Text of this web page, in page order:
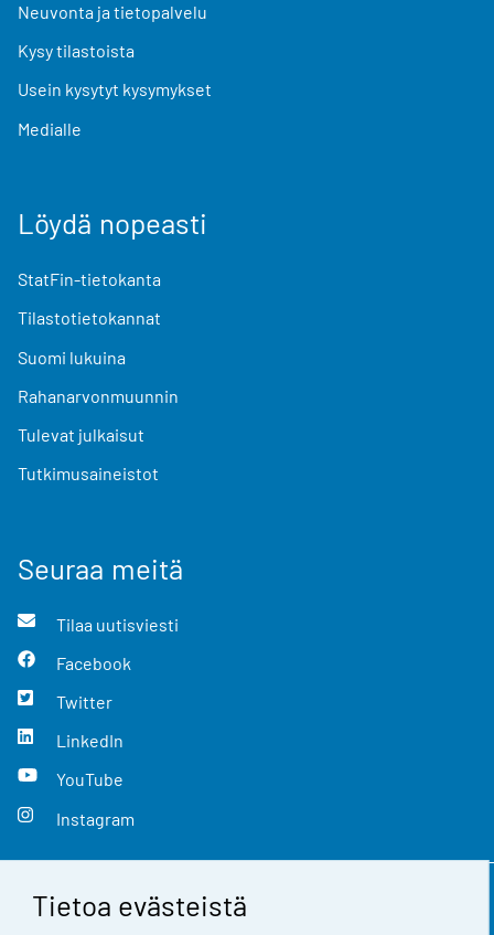
Tietoa evästeistä
Neuvonta ja tietopalvelu
Kysy tilastoista
Usein kysytyt kysymykset
Medialle
Löydä nopeasti
StatFin-tietokanta
Tilastotietokannat
Suomi lukuina
Rahanarvonmuunnin
Tulevat julkaisut
Tutkimusaineistot
Seuraa meitä
Tilaa uutisviesti
Facebook
Twitter
LinkedIn
YouTube
Instagram
Yhteystiedot